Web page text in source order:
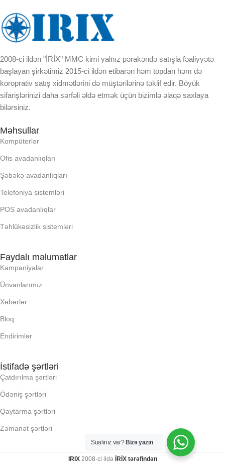
EKRAN
KORPUSUN RNGI:
LCD
OXUNAN BARKOD NV:
PROCESSOR
RAM
SSD
UZUNLUU,
KI, Q:
LLR (E X H X D), MM:
DAXILI YADDA
EKRAN
KI, Q:
2008-ci ildən "İRİX" MMC kimi yalnız pərakəndə satışla fəaliyyətə
başlayan şirkətimiz 2015-ci ildən etibarən həm topdan həm də
koroprativ satış xidmətlərini də müştərilərinə təklif edir. Böyük
sifarişlərinizi daha sərfəli əldə etmək üçün bizimlə əlaqə saxlaya
bilərsiniz.
Məhsullar
Kompüterlər
Ofis avadanlıqları
Şəbəkə avadanlıqları
Telefoniya sistemləri
POS avadanlıqlar
Təhlükəsizlik sistemləri
Faydalı məlumatlar
Kampaniyalar
Ünvanlarımız
Xəbərlər
Bloq
Endirimlər
İstifadə şərtləri
Çatdırılma şərtləri
Ödəniş şərtləri
Qaytarma şərtləri
Zəmanət şərtləri
IRIX 2008-ci ildə İRİX tərəfindən
Sualınız var? Bizə yazın